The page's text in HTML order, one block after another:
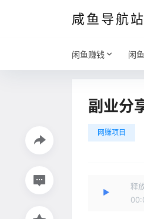
咸鱼导航站
闲鱼赚钱 闲
副业分
网赚项目
释